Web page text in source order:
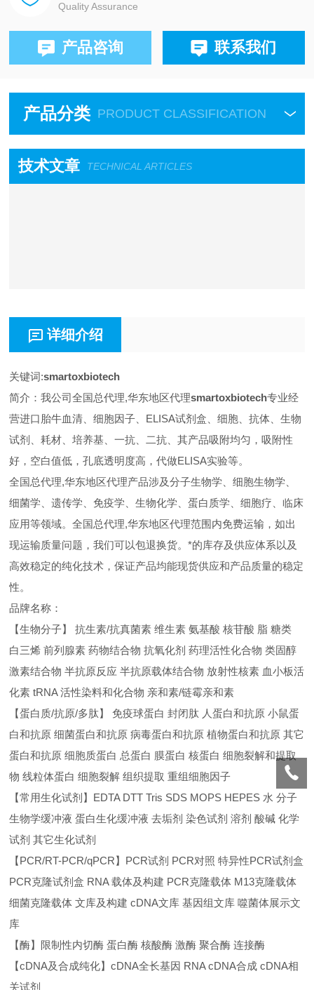
Quality Assurance
产品咨询 联系我们
产品分类 PRODUCT CLASSIFICATION
技术文章 TECHNICAL ARTICLES
详细介绍
关键词:smartoxbiotech
简介：我公司全国总代理,华东地区代理smartoxbiotech专业经
营进口胎牛血清、细胞因子、ELISA试剂盒、细胞、抗体、生物
试剂、耗材、培养基、一抗、二抗、其产品吸附均匀，吸附性
好，空白值低，孔底透明度高，代做ELISA实验等。
全国总代理,华东地区代理产品涉及分子生物学、细胞生物学、
细菌学、遗传学、免疫学、生物化学、蛋白质学、细胞疗、临床
应用等领域。全国总代理,华东地区代理范围内免费运输，如出
现运输质量问题，我们可以包退换货。*的库存及供应体系以及
高效稳定的纯化技术，保证产品均能现货供应和产品质量的稳定
性。
品牌名称：
【生物分子】 抗生素/抗真菌素 维生素 氨基酸 核苷酸 脂 糖类
白三烯 前列腺素 药物结合物 抗氧化剂 药理活性化合物 类固醇
激素结合物 半抗原反应 半抗原载体结合物 放射性核素 血小板活
化素 tRNA 活性染料和化合物 亲和素/链霉亲和素
【蛋白质/抗原/多肽】 免疫球蛋白 封闭肽 人蛋白和抗原 小鼠蛋
白和抗原 细菌蛋白和抗原 病毒蛋白和抗原 植物蛋白和抗原 其它
蛋白和抗原 细胞质蛋白 总蛋白 膜蛋白 核蛋白 细胞裂解和提取
物 线粒体蛋白 细胞裂解 组织提取 重组细胞因子
【常用生化试剂】EDTA DTT Tris SDS MOPS HEPES 水 分子
生物学缓冲液 蛋白生化缓冲液 去垢剂 染色试剂 溶剂 酸碱 化学
试剂 其它生化试剂
【PCR/RT-PCR/qPCR】PCR试剂 PCR对照 特异性PCR试剂盒
PCR克隆试剂盒 RNA 载体及构建 PCR克隆载体 M13克隆载体
细菌克隆载体 文库及构建 cDNA文库 基因组文库 噬菌体展示文
库
【酶】限制性内切酶 蛋白酶 核酸酶 激酶 聚合酶 连接酶
【cDNA及合成纯化】cDNA全长基因 RNA cDNA合成 cDNA相
关试剂